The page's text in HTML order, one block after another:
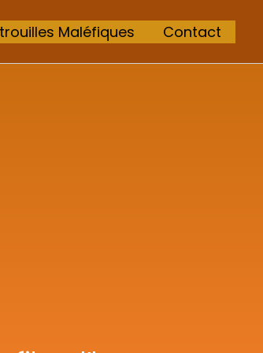
Maléfiques Contact